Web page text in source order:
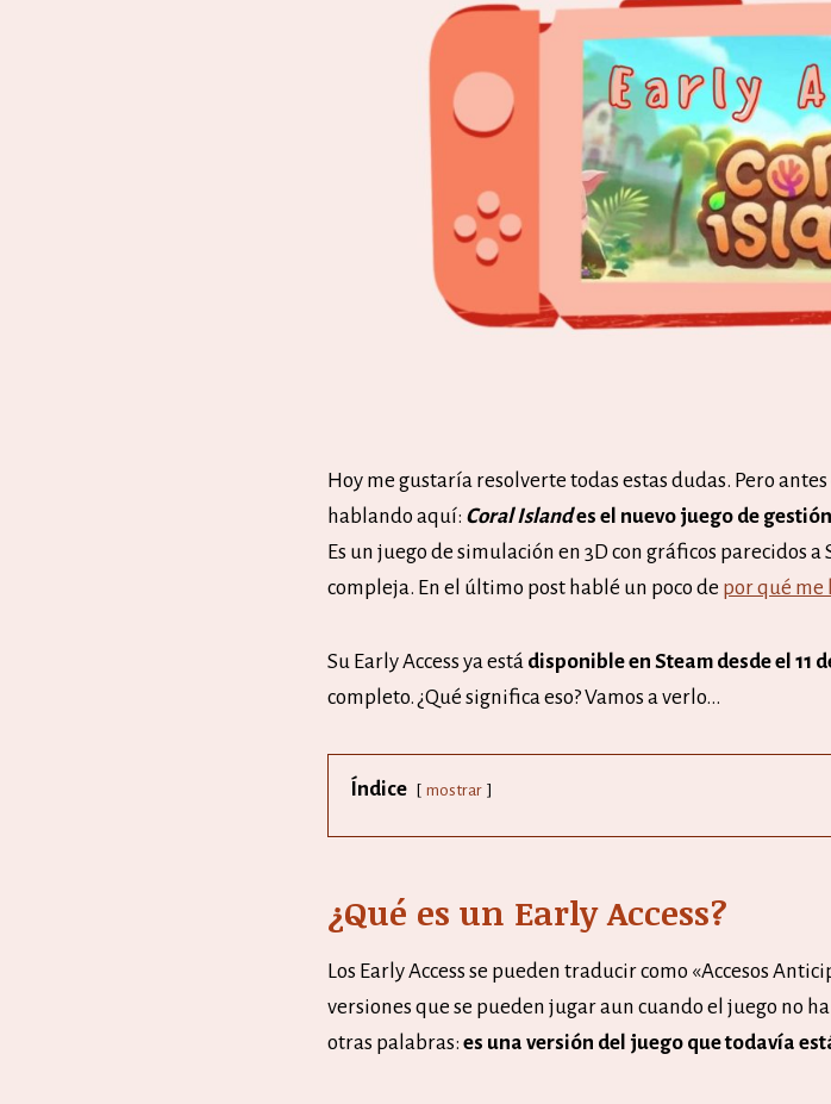
Hoy me gustaría resolverte todas estas dudas. Pero
hablando aquí: Coral Islandes el nuevo juego de
Es un juego de simulación en 3D con gráficos parecidos
compleja. En el último post hablé un poco de por qué me
Su Early Access ya está disponible en Steam desde el 11
completo. ¿Qué significa eso? Vamos a verlo…
Índice mostrar
¿Qué es un Early Access?
Los Early Access se pueden traducir como «Accesos
versiones que se pueden jugar aun cuando el juego no
otras palabras: es una versión del juego que todavía